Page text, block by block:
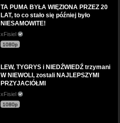
TA PUMA BYŁA WIĘZIONA PRZEZ 20
LAT, to co stało się później było
NIESAMOWITE!
xFisiel
1080p
LEW, TYGRYS i NIEDŹWIEDŹ trzymani
W NIEWOLI, zostali NAJLEPSZYMI
PRZYJACIÓŁMI
xFisiel
1080p